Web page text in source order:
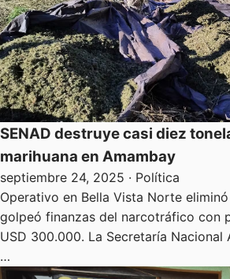
SENAD destruye casi diez
marihuana en Amambay
septiembre 24, 2025 · Política
Operativo en Bella Vista Norte
golpeó finanzas del narcotráfico con
USD 300.000. La Secretaría Nacional
…